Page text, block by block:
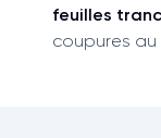
feuilles
coupures